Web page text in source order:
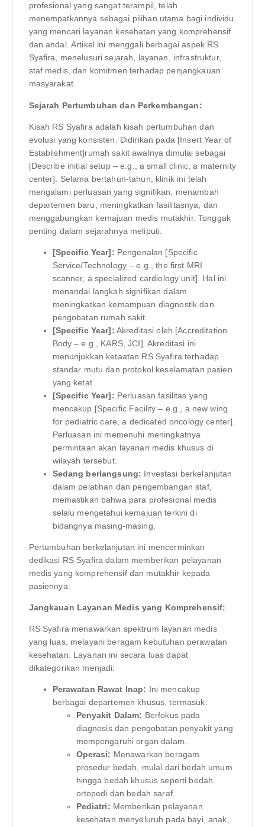
profesional yang sangat terampil, telah
menempatkannya sebagai pilihan utama bagi individu
yang mencari layanan kesehatan yang komprehensif
dan andal. Artikel ini menggali berbagai aspek RS
Syafira, menelusuri sejarah, layanan, infrastruktur,
staf medis, dan komitmen terhadap penjangkauan
masyarakat.
Sejarah Pertumbuhan dan Perkembangan:
Kisah RS Syafira adalah kisah pertumbuhan dan
evolusi yang konsisten. Didirikan pada [Insert Year of
Establishment]rumah sakit awalnya dimulai sebagai
[Describe initial setup – e.g., a small clinic, a maternity
center]. Selama bertahun-tahun, klinik ini telah
mengalami perluasan yang signifikan, menambah
departemen baru, meningkatkan fasilitasnya, dan
menggabungkan kemajuan medis mutakhir. Tonggak
penting dalam sejarahnya meliputi:
[Specific Year]: Pengenalan [Specific
Service/Technology – e.g., the first MRI
scanner, a specialized cardiology unit]. Hal ini
menandai langkah signifikan dalam
meningkatkan kemampuan diagnostik dan
pengobatan rumah sakit.
[Specific Year]: Akreditasi oleh [Accreditation
Body – e.g., KARS, JCI]. Akreditasi ini
menunjukkan ketaatan RS Syafira terhadap
standar mutu dan protokol keselamatan pasien
yang ketat.
[Specific Year]: Perluasan fasilitas yang
mencakup [Specific Facility – e.g., a new wing
for pediatric care, a dedicated oncology center].
Perluasan ini memenuhi meningkatnya
permintaan akan layanan medis khusus di
wilayah tersebut.
Sedang berlangsung: Investasi berkelanjutan
dalam pelatihan dan pengembangan staf,
memastikan bahwa para profesional medis
selalu mengetahui kemajuan terkini di
bidangnya masing-masing.
Pertumbuhan berkelanjutan ini mencerminkan
dedikasi RS Syafira dalam memberikan pelayanan
medis yang komprehensif dan mutakhir kepada
pasiennya.
Jangkauan Layanan Medis yang Komprehensif:
RS Syafira menawarkan spektrum layanan medis
yang luas, melayani beragam kebutuhan perawatan
kesehatan. Layanan ini secara luas dapat
dikategorikan menjadi:
Perawatan Rawat Inap: Ini mencakup
berbagai departemen khusus, termasuk:
Penyakit Dalam: Berfokus pada
diagnosis dan pengobatan penyakit yang
mempengaruhi organ dalam.
Operasi: Menawarkan beragam
prosedur bedah, mulai dari bedah umum
hingga bedah khusus seperti bedah
ortopedi dan bedah saraf.
Pediatri: Memberikan pelayanan
kesehatan menyeluruh pada bayi, anak,